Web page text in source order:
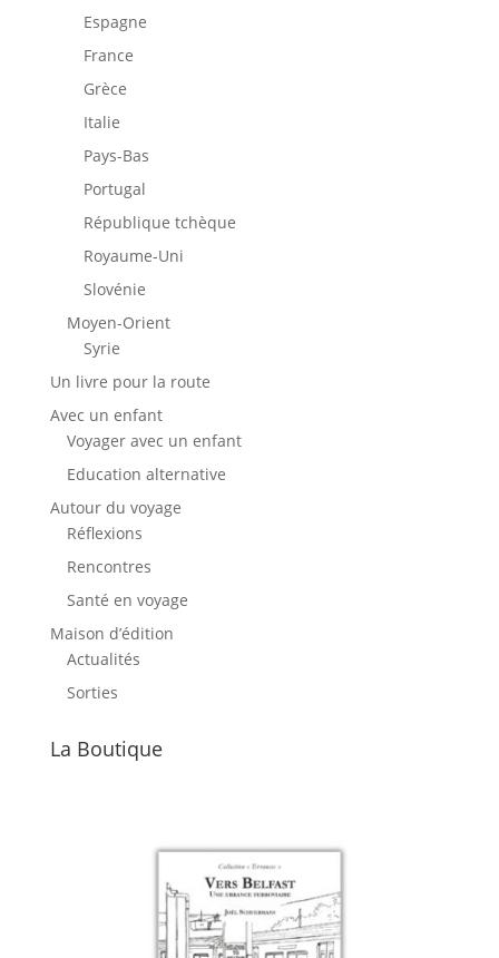
Espagne
France
Grèce
Italie
Pays-Bas
Portugal
République tchèque
Royaume-Uni
Slovénie
Moyen-Orient
Syrie
Un livre pour la route
Avec un enfant
Voyager avec un enfant
Education alternative
Autour du voyage
Réflexions
Rencontres
Santé en voyage
Maison d’édition
Actualités
Sorties
La Boutique